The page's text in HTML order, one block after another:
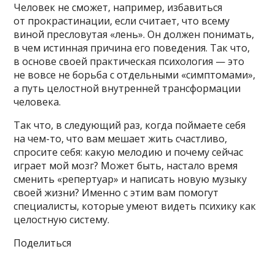
Человек не сможет, например, избавиться
от прокрастинации, если считает, что всему
виной пресловутая «лень». Он должен понимать,
в чем истинная причина его поведения. Так что,
в основе своей практическая психология — это
не вовсе не борьба с отдельными «симптомами»,
а путь целостной внутренней трансформации
человека.
Так что, в следующий раз, когда поймаете себя
на чем-то, что вам мешает жить счастливо,
спросите себя: какую мелодию и почему сейчас
играет мой мозг? Может быть, настало время
сменить «репертуар» и написать новую музыку
своей жизни? Именно с этим вам помогут
специалисты, которые умеют видеть психику как
целостную систему.
Поделиться